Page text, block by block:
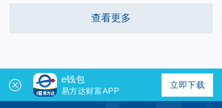
查看更多
e钱包
易方达财富APP
立即下载